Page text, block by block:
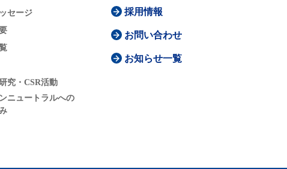
セージ
究・CSR活動
ニュートラルへの
採用情報
お問い合わせ
お知らせ一覧